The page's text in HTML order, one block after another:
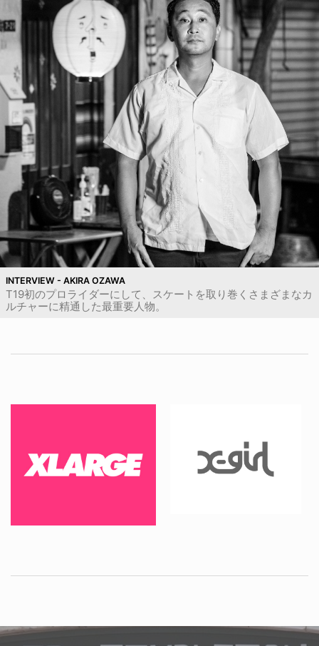
INTERVIEW - AKIRA OZAWA
T19初のプロライダーにして、スケートを取り巻くさまざまなカ
ルチャーに精通した最重要人物。